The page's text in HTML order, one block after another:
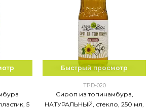
5
Быстрый просмотр
TPD-020
Сироп из топинамбура,
НАТУРАЛЬНЫЙ, стекло, 250 мл,